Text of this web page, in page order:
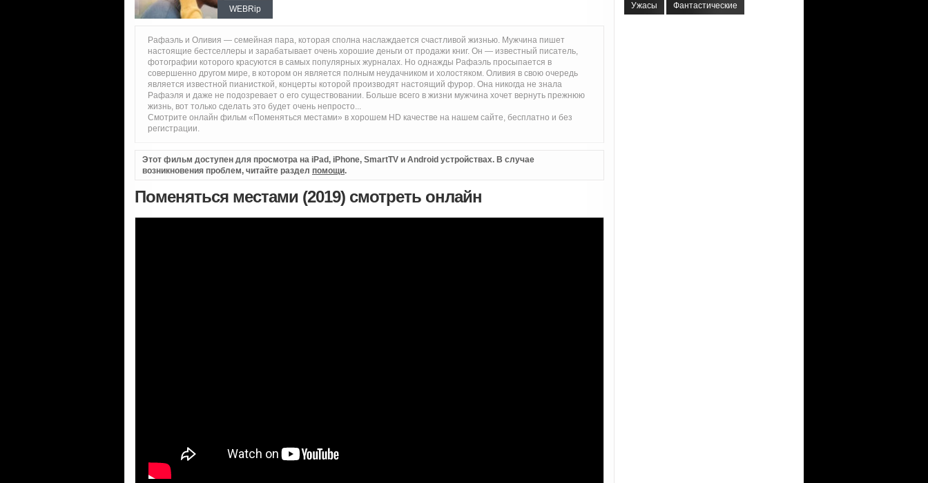
WEBRip
Рафаэль и Оливия — семейная пара, которая сполна наслаждается счастливой жизнью. Мужчина пишет
настоящие бестселлеры и зарабатывает очень хорошие деньги от продажи книг. Он — известный писатель,
фотографии которого красуются в самых популярных журналах. Но однажды Рафаэль просыпается в
совершенно другом мире, в котором он является полным неудачником и холостяком. Оливия в свою очередь
является известной пианисткой, концерты которой производят настоящий фурор. Она никогда не знала
Рафаэля и даже не подозревает о его существовании. Больше всего в жизни мужчина хочет вернуть прежнюю
жизнь, вот только сделать это будет очень непросто...
Смотрите онлайн фильм «Поменяться местами» в хорошем HD качестве на нашем сайте, бесплатно и без
регистрации.
Этот фильм доступен для просмотра на iPad, iPhone, SmartTV и Android устройствах. В случае
возникновения проблем, читайте раздел помощи.
Поменяться местами (2019) смотреть онлайн
Ужасы Фантастические